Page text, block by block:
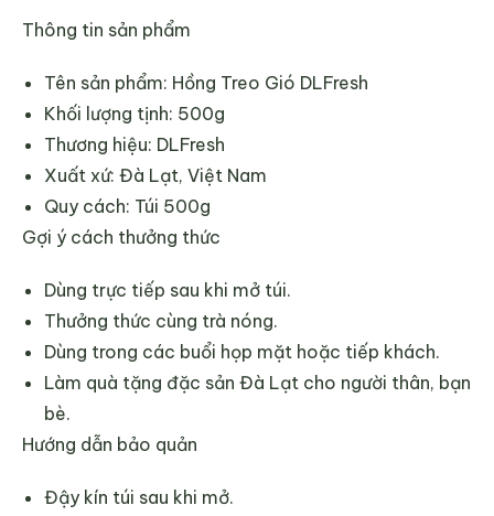
Thông tin sản phẩm
Tên sản phẩm: Hồng Treo Gió DLFresh
Khối lượng tịnh: 500g
Thương hiệu: DLFresh
Xuất xứ: Đà Lạt, Việt Nam
Quy cách: Túi 500g
Gợi ý cách thưởng thức
Dùng trực tiếp sau khi mở túi.
Thưởng thức cùng trà nóng.
Dùng trong các buổi họp mặt hoặc tiếp khách.
Làm quà tặng đặc sản Đà Lạt cho người thân, bạn
bè.
Hướng dẫn bảo quản
Đậy kín túi sau khi mở.